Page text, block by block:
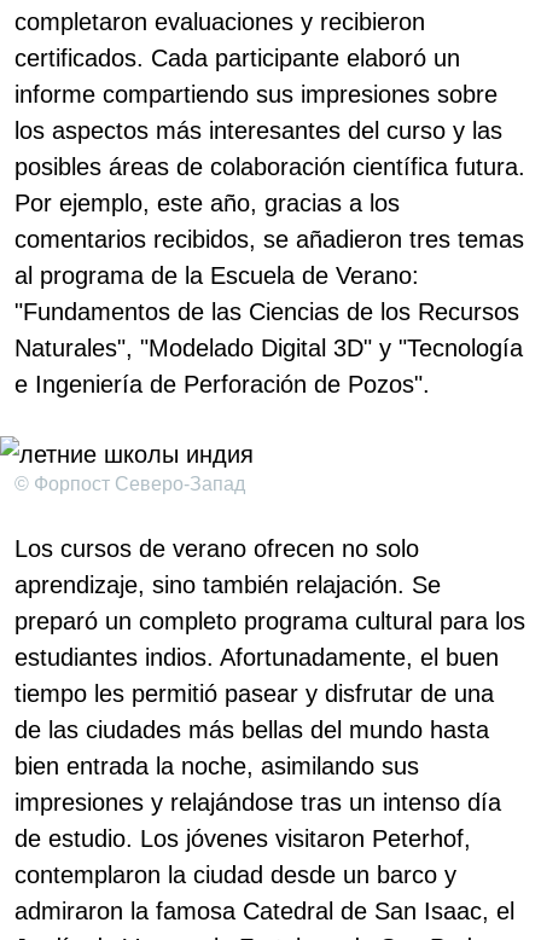
completaron evaluaciones y recibieron
certificados. Cada participante elaboró ​​un
informe compartiendo sus impresiones sobre
los aspectos más interesantes del curso y las
posibles áreas de colaboración científica futura.
Por ejemplo, este año, gracias a los
comentarios recibidos, se añadieron tres temas
al programa de la Escuela de Verano:
"Fundamentos de las Ciencias de los Recursos
Naturales", "Modelado Digital 3D" y "Tecnología
e Ingeniería de Perforación de Pozos".
© Форпост Северо-Запад
Los cursos de verano ofrecen no solo
aprendizaje, sino también relajación. Se
preparó un completo programa cultural para los
estudiantes indios. Afortunadamente, el buen
tiempo les permitió pasear y disfrutar de una
de las ciudades más bellas del mundo hasta
bien entrada la noche, asimilando sus
impresiones y relajándose tras un intenso día
de estudio. Los jóvenes visitaron Peterhof,
contemplaron la ciudad desde un barco y
admiraron la famosa Catedral de San Isaac, el